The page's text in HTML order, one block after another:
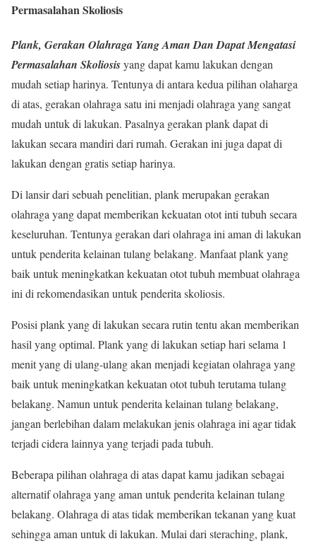
Permasalahan Skoliosis
Plank, Gerakan Olahraga Yang Aman Dan Dapat Mengatasi
Permasalahan Skoliosisyang dapat kamu lakukan dengan
mudah setiap harinya. Tentunya di antara kedua pilihan olaharga
di atas, gerakan olahraga satu ini menjadi olahraga yang sangat
mudah untuk di lakukan. Pasalnya gerakan plank dapat di
lakukan secara mandiri dari rumah. Gerakan ini juga dapat di
lakukan dengan gratis setiap harinya.
Di lansir dari sebuah penelitian, plank merupakan gerakan
olahraga yang dapat memberikan kekuatan otot inti tubuh secara
keseluruhan. Tentunya gerakan dari olahraga ini aman di lakukan
untuk penderita kelainan tulang belakang. Manfaat plank yang
baik untuk meningkatkan kekuatan otot tubuh membuat olahraga
ini di rekomendasikan untuk penderita skoliosis.
Posisi plank yang di lakukan secara rutin tentu akan memberikan
hasil yang optimal. Plank yang di lakukan setiap hari selama 1
menit yang di ulang-ulang akan menjadi kegiatan olahraga yang
baik untuk meningkatkan kekuatan otot tubuh terutama tulang
belakang. Namun untuk penderita kelainan tulang belakang,
jangan berlebihan dalam melakukan jenis olahraga ini agar tidak
terjadi cidera lainnya yang terjadi pada tubuh.
Beberapa pilihan olahraga di atas dapat kamu jadikan sebagai
alternatif olahraga yang aman untuk penderita kelainan tulang
belakang. Olahraga di atas tidak memberikan tekanan yang kuat
sehingga aman untuk di lakukan. Mulai dari steraching, plank,